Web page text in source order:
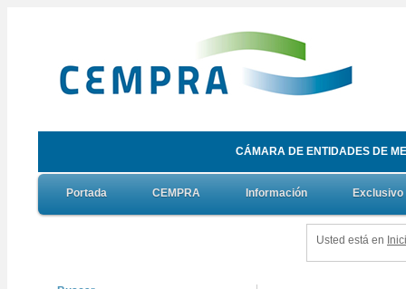
CÁMARA DE ENTIDADES DE
Portada CEMPRA Información
Usted está en